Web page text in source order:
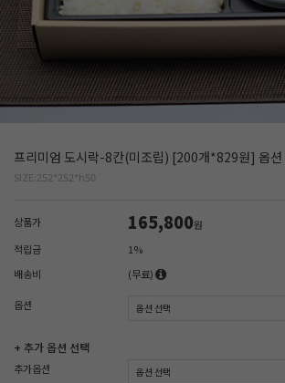
프리미엄 도시락-8칸(미조립) [200개*829원] 옵션
SIZE:252*252*h50
상품가 165,800원
적립금
1%
배송비
(무료)
옵션
+ 추가 옵션 선택
추가옵션